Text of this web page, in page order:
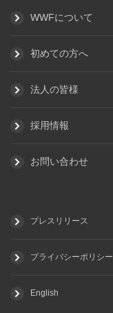
WWFについて
初めての方へ
法人の皆様
採用情報
お問い合わせ
プレスリリース
プライバシーポリシー
English